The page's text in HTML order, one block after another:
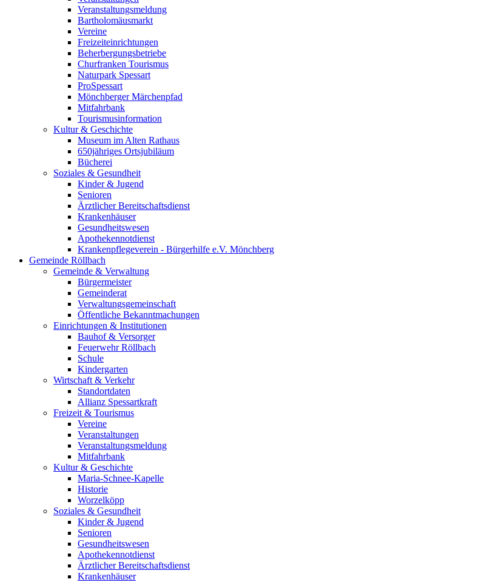
Veranstaltungsmeldung
Bartholomäusmarkt
Vereine
Freizeiteinrichtungen
Beherbergungsbetriebe
Churfranken Tourismus
Naturpark Spessart
ProSpessart
Mönchberger Märchenpfad
Mitfahrbank
Tourismusinformation
Kultur & Geschichte
Museum im Alten Rathaus
650jähriges Ortsjubiläum
Bücherei
Soziales & Gesundheit
Kinder & Jugend
Senioren
Ärztlicher Bereitschaftsdienst
Krankenhäuser
Gesundheitswesen
Apothekennotdienst
Krankenpflegeverein - Bürgerhilfe e.V. Mönchberg
Gemeinde Röllbach
Gemeinde & Verwaltung
Bürgermeister
Gemeinderat
Verwaltungsgemeinschaft
Öffentliche Bekanntmachungen
Einrichtungen & Institutionen
Bauhof & Versorger
Feuerwehr Röllbach
Schule
Kindergarten
Wirtschaft & Verkehr
Standortdaten
Allianz Spessartkraft
Freizeit & Tourismus
Vereine
Veranstaltungen
Veranstaltungsmeldung
Mitfahrbank
Kultur & Geschichte
Maria-Schnee-Kapelle
Historie
Worzelköpp
Soziales & Gesundheit
Kinder & Jugend
Senioren
Gesundheitswesen
Apothekennotdienst
Ärztlicher Bereitschaftsdienst
Krankenhäuser